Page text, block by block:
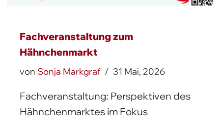
Fachveranstaltung zum
Hähnchenmarkt
von Sonja Markgraf 31 Mai, 2026
Fachveranstaltung: Perspektiven des
Hähnchenmarktes im Fokus